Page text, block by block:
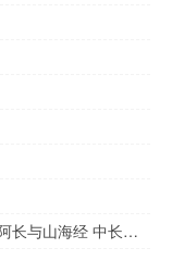
《阿长与山海经》中长妈妈的形象（简析 阿长与山海经 中长妈妈的形象）